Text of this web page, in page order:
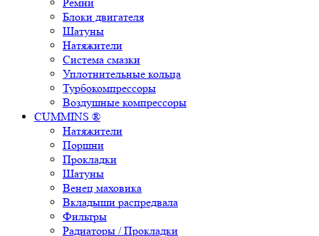
Блоки двигателя
Шатуны
Натяжители
Система смазки
Уплотнительные кольца
Турбокомпрессоры
Воздушные компрессоры
CUMMINS ®
Натяжители
Поршни
Прокладки
Шатуны
Венец маховика
Вкладыши распредвала
Фильтры
Радиаторы / Прокладки